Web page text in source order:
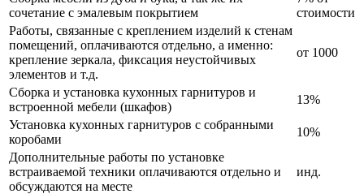
сочетание с эмалевым покрытием
стоимости
Работы, связанные с креплением изделий к стенам
помещений, оплачиваются отдельно, а именно:
крепление зеркала, фиксация неустойчивых
элементов и т.д.
от 1000
Сборка и установка кухонных гарнитуров и
встроенной мебели (шкафов)
13%
Установка кухонных гарнитуров с собранными
коробами
10%
Дополнительные работы по установке
встраиваемой техники оплачиваются отдельно и
обсуждаются на месте
инд.